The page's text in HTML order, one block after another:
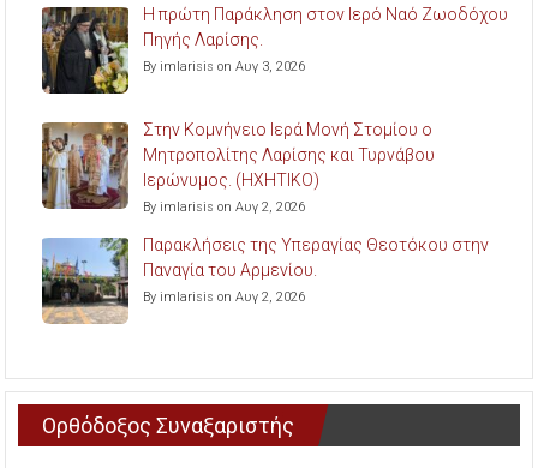
Η πρώτη Παράκληση στον Ιερό Ναό Ζωοδόχου
Πηγής Λαρίσης.
By imlarisis on Αυγ 3, 2026
Στην Κομνήνειο Ιερά Μονή Στομίου ο
Μητροπολίτης Λαρίσης και Τυρνάβου
Ιερώνυμος. (ΗΧΗΤΙΚΟ)
By imlarisis on Αυγ 2, 2026
Παρακλήσεις της Υπεραγίας Θεοτόκου στην
Παναγία του Αρμενίου.
By imlarisis on Αυγ 2, 2026
Ορθόδοξος Συναξαριστής